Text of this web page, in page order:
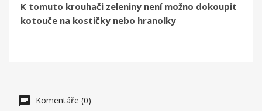
K tomuto krouhači zeleniny není možno dokoupit
kotouče na kostičky nebo hranolky
Komentáře (0)